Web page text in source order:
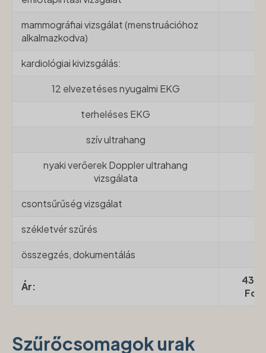
mammográfiai vizsgálat (menstruációhoz
alkalmazkodva)
kardiológiai kivizsgálás:
12 elvezetéses nyugalmi EKG
terheléses EKG
szív ultrahang
nyaki verőerek Doppler ultrahang
vizsgálata
csontsűrűség vizsgálat
székletvér szűrés
összegzés, dokumentálás
Ár:
Szűrőcsomagok urak